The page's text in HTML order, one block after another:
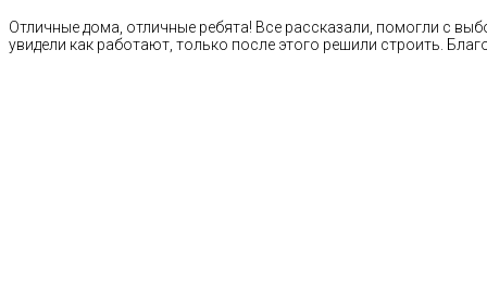
Отличные дома, отличные ребята! Все рассказали, помогли с
увидели как работают, только после этого решили строить.